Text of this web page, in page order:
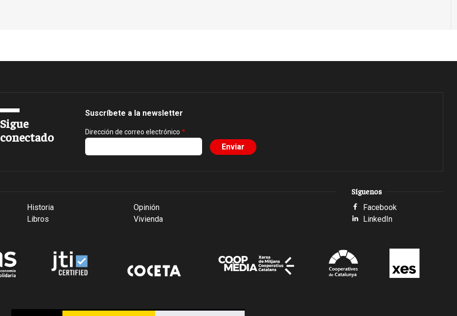
Sigue
conectado
Suscríbete a la newsletter
Dirección de correo electrónico
Historia
Libros
Opinión
Vivienda
Síguenos
Facebook
LinkedIn